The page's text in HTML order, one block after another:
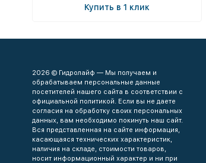
Купить в 1 клик
2026 © Гидролайф — Мы получаем и
обрабатываем персональные данные
посетителей нашего сайта в соответствии с
официальной политикой. Если вы не даете
согласия на обработку своих персональных
данных, вам необходимо покинуть наш сайт.
Вся представленная на сайте информация,
касающаяся технических характеристик,
наличия на складе, стоимости товаров,
носит информационный характер и ни при